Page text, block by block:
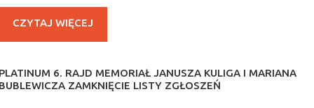
CZYTAJ WIĘCEJ
6. RAJD MEMORIAŁ JANUSZA KULIGA I MARIANA
ZAMKNIĘCIE LISTY ZGŁOSZEŃ